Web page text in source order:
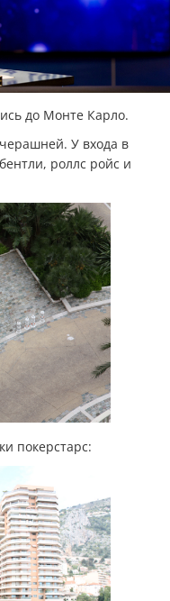
до Монте Карло.
У входа в
роллс ройс и
покерстарс: